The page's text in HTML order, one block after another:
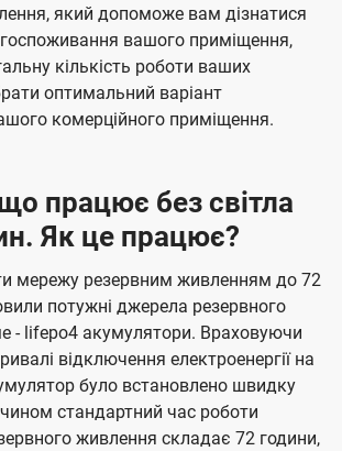
який допоможе вам дізнатися
вашого приміщення,
кількість роботи ваших
оптимальний варіант
комерційного приміщення.
працює без світла
Як це працює?
мережу резервним живленням до 72
потужні джерела резервного
- lifepo4 акумулятори. Враховуючи
відключення електроенергії на
було встановлено швидку
стандартний час роботи
живлення складає 72 години,